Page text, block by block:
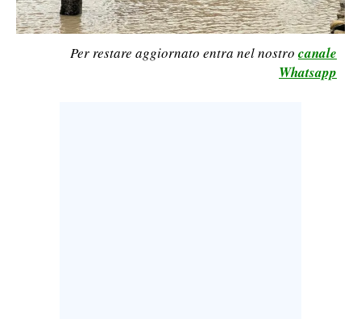
BANDI
Per restare aggiornato entra nel nostro canale
Whatsapp